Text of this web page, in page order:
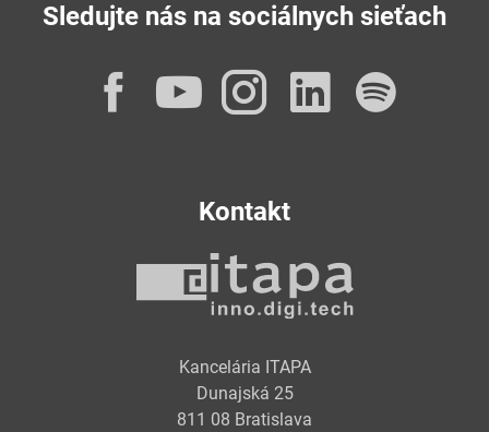
Sledujte nás na sociálnych sieťach
Facebook
YouTube
Instagram
Kontakt
Kancelária ITAPA
Dunajská 25
811 08 Bratislava